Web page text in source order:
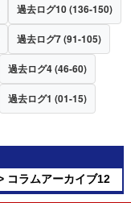
過去ログ10 (136-150)
過去ログ7 (91-105)
過去ログ4 (46-60)
過去ログ1 (01-15)
コラムアーカイブ12